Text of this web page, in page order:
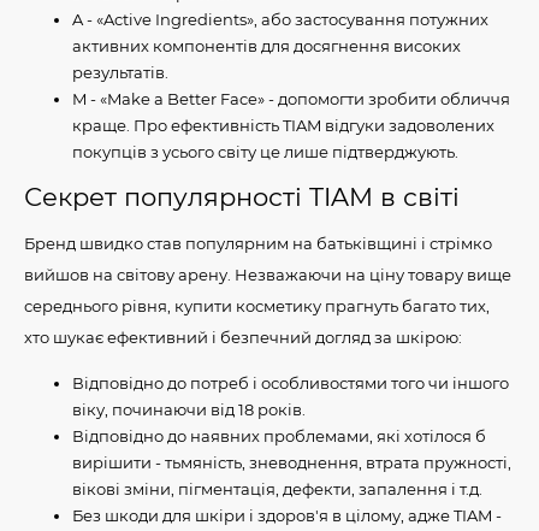
A - «Active Ingredients», або застосування потужних
активних компонентів для досягнення високих
результатів.
M - «Make a Better Face» - допомогти зробити обличчя
краще. Про ефективність TIAM відгуки задоволених
покупців з усього світу це лише підтверджують.
Секрет популярності TIAM в світі
Бренд швидко став популярним на батьківщині і стрімко
вийшов на світову арену. Незважаючи на ціну товару вище
середнього рівня, купити косметику прагнуть багато тих,
хто шукає ефективний і безпечний догляд за шкірою:
Відповідно до потреб і особливостями того чи іншого
віку, починаючи від 18 років.
Відповідно до наявних проблемами, які хотілося б
вирішити - тьмяність, зневоднення, втрата пружності,
вікові зміни, пігментація, дефекти, запалення і т.д.
Без шкоди для шкіри і здоров'я в цілому, адже TIAM -